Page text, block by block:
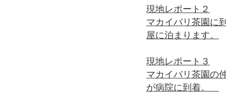
現地レポート２
マカイバリ茶園に
屋に泊まります。
現地レポート３
マカイバリ茶園の
が病院に到着。